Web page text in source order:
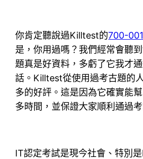
你肯定聽說過Killtest的700-
是，你用過嗎？我們經常會聽
題真是好資料，多虧了它我才
話。Killtest從使用過考古題的
多的好評。這是因為它確實能
多時間，並保證大家順利通過考
IT認定考試是現今社會、特別